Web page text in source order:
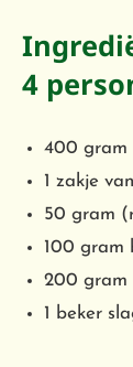
4
400 gram
1 zakje
50 gram
100 gram
200 gram
1 beker